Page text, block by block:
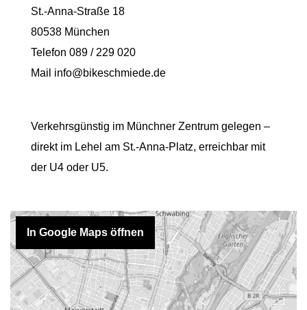
St.-Anna-Straße 18
80538 München
Telefon 089 / 229 020
Mail info@bikeschmiede.de
Verkehrsgünstig im Münchner Zentrum gelegen –
direkt im Lehel am St.-Anna-Platz, erreichbar mit
der U4 oder U5.
In Google Maps öffnen